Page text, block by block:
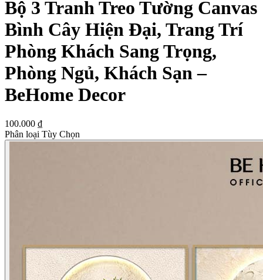
Bộ 3 Tranh Treo Tường Canvas
Bình Cây Hiện Đại, Trang Trí
Phòng Khách Sang Trọng,
Phòng Ngủ, Khách Sạn –
BeHome Decor
100.000 ₫
Phân loại Tùy Chọn